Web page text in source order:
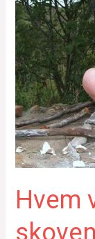
Hvem